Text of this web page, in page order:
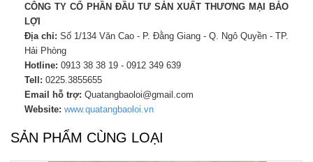
CÔNG TY CỔ PHẦN ĐẦU TƯ SẢN XUẤT THƯƠNG MẠI BẢO
LỢI
Địa chỉ: Số 1/134 Văn Cao - P. Đằng Giang - Q. Ngô Quyền - TP.
Hải Phòng
Hotline: 0913 38 38 19 - 0912 349 639
Tell: 0225.3855655
Email hỗ trợ: Quatangbaoloi@gmail.com
Website: www.quatangbaoloi.vn
SẢN PHẨM CÙNG LOẠI